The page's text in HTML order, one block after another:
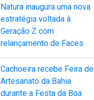
Natura inaugura uma nova
estratégia voltada à
Geração Z com
relançamento de Faces
Cachoeira recebe Feira de
Artesanato da Bahia
durante a Festa da Boa